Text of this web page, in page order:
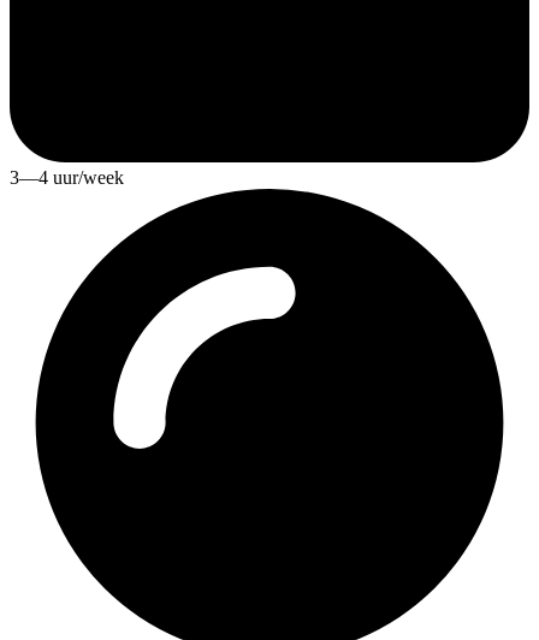
3—4 uur/week